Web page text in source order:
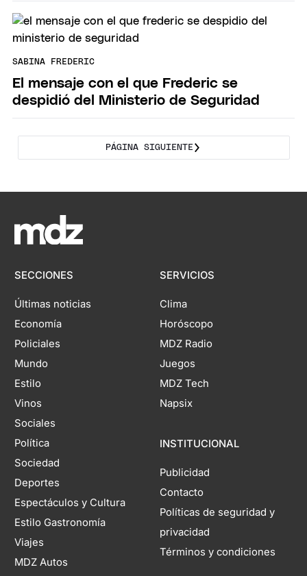
SABINA FREDERIC
El mensaje con el que Frederic se
despidió del Ministerio de Seguridad
PÁGINA SIGUIENTE
SECCIONES
Últimas noticias
Economía
Policiales
Mundo
Estilo
Vinos
Sociales
Política
Sociedad
Deportes
Espectáculos y Cultura
Estilo Gastronomía
Viajes
MDZ Autos
SERVICIOS
Clima
Horóscopo
MDZ Radio
Juegos
MDZ Tech
Napsix
INSTITUCIONAL
Publicidad
Contacto
Políticas de seguridad y
privacidad
Términos y condiciones